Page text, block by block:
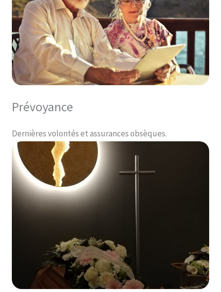
Prévoyance
Dernières volontés et assurances obsèques.